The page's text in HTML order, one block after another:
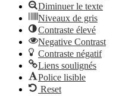
Diminuer le texte
Niveaux de gris
Contraste élevé
Negative Contrast
Contraste négatif
Liens soulignés
Police lisible
Reset